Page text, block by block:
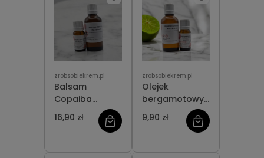
zrobsobiekrem.pl
Balsam
Copaiba
NATURALNY
16,90 zł
zrobsobiekrem.pl
Olejek
bergamotowy
NATURALNY
9,90 zł